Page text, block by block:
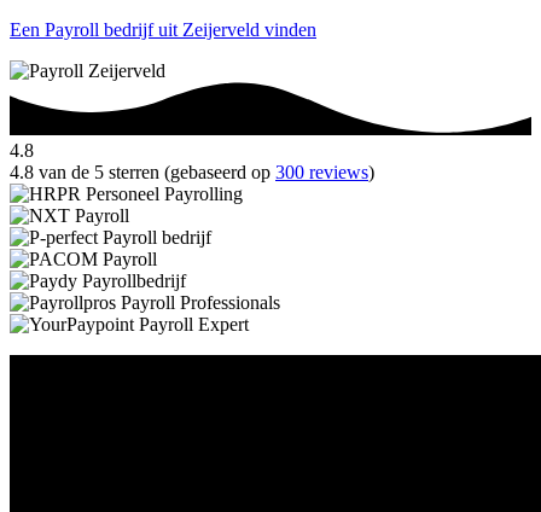
Een Payroll bedrijf uit Zeijerveld vinden
4.8
4.8 van de 5 sterren (gebaseerd op 300 reviews)